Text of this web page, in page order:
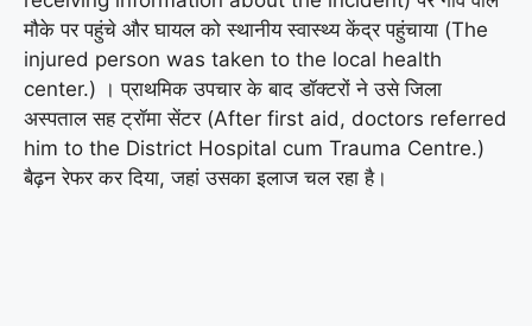
मौके पर पहुंचे और घायल को स्थानीय स्वास्थ्य केंद्र पहुंचाया (The
injured person was taken to the local health
center.) । प्राथमिक उपचार के बाद डॉक्टरों ने उसे जिला
अस्पताल सह ट्रॉमा सेंटर (After first aid, doctors referred
him to the District Hospital cum Trauma Centre.)
बैढ़न रेफर कर दिया, जहां उसका इलाज चल रहा है।